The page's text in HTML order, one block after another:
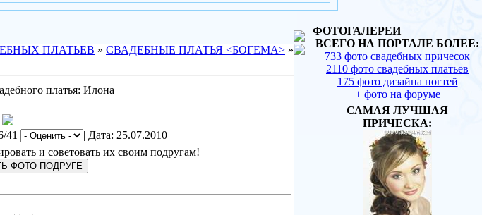
ПЛАТЬЕВ » СВАДЕБНЫЕ ПЛАТЬЯ <БОГЕМА> »
платья: Илона
41
| Дата: 25.07.2010
и советовать их своим подругам!
ФОТОГАЛЕРЕИ
ВСЕГО НА ПОРТАЛЕ БОЛЕЕ:
733 фото свадебных причесок
2110 фото свадебных платьев
175 фото дизайна ногтей
+ фото на форуме
САМАЯ ЛУЧШАЯ
ПРИЧЕСКА: